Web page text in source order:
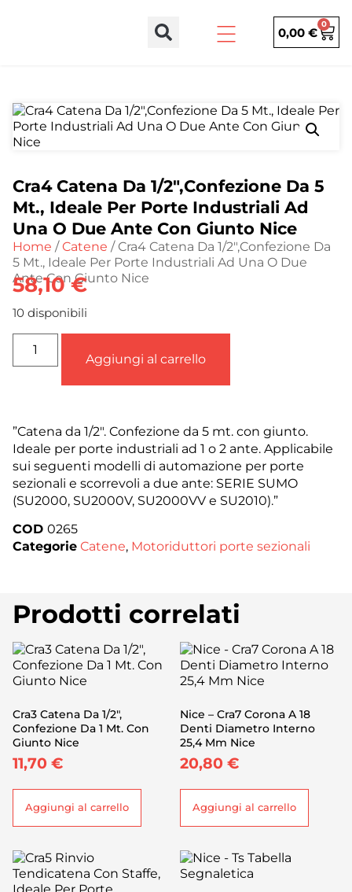
0,00 €
0
Cra4 Catena Da 1/2″,Confezione Da 5
Mt., Ideale Per Porte Industriali Ad
Una O Due Ante Con Giunto Nice
Home /Catene / Cra4 Catena Da 1/2″,Confezione Da
5 Mt., Ideale Per Porte Industriali Ad Una O Due
Ante Con Giunto Nice
58,10€
10 disponibili
Aggiungi al carrello
”Catena da 1/2″. Confezione da 5 mt. con giunto.
Ideale per porte industriali ad 1 o 2 ante. Applicabile
sui seguenti modelli di automazione per porte
sezionali e scorrevoli a due ante: SERIE SUMO
(SU2000, SU2000V, SU2000VV e SU2010).”
COD 0265
Categorie Catene, Motoriduttori porte sezionali
Prodotti correlati
Cra3 Catena Da 1/2″,
Confezione Da 1 Mt. Con
Giunto Nice
11,70 €
Aggiungi al carrello
Nice – Cra7 Corona A 18
Denti Diametro Interno
25,4 Mm Nice
20,80 €
Aggiungi al carrello